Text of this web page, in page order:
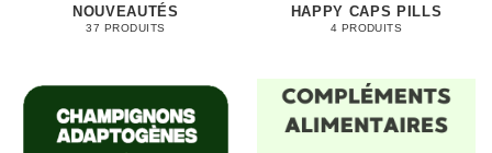
NOUVEAUTÉS
37 PRODUITS
HAPPY CAPS PILLS
4 PRODUITS